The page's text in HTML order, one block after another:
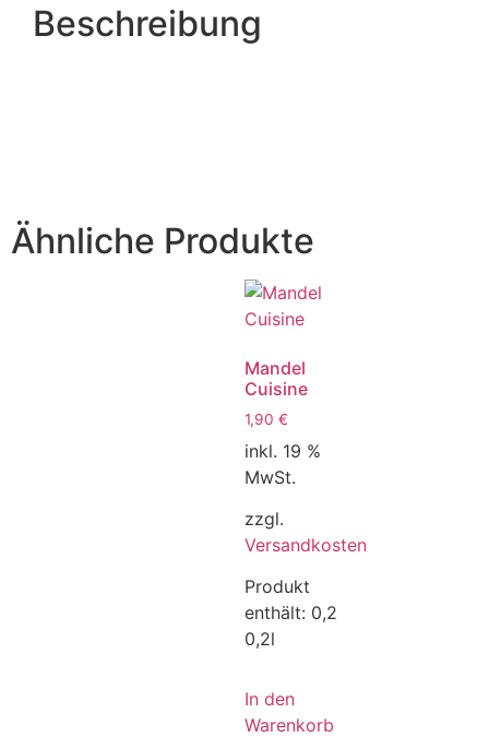
Beschreibung
Ähnliche Produkte
Mandel
Cuisine
1,90 €
inkl. 19 %
MwSt.
zzgl.
Versandkosten
Produkt
enthält: 0,2
0,2l
In den
Warenkorb